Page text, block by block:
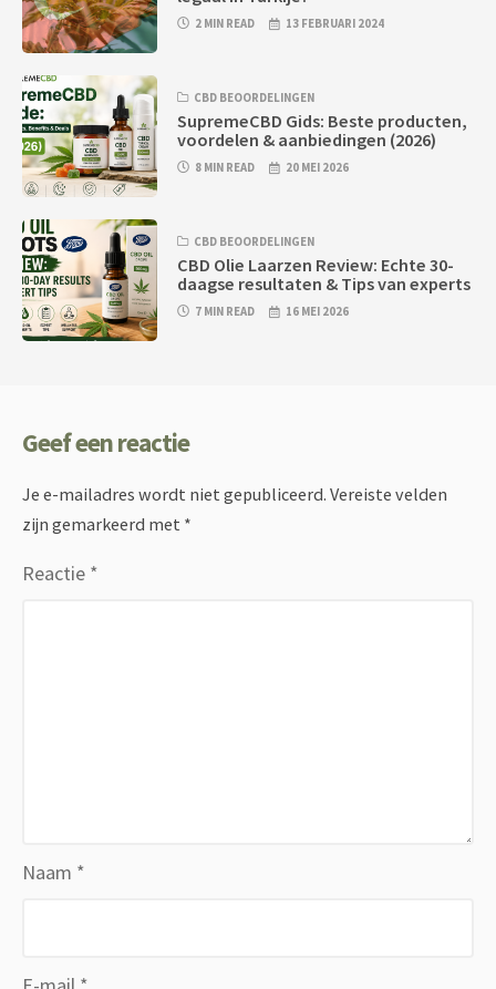
2 MIN READ 13 FEBRUARI 2024
CBD BEOORDELINGEN
SupremeCBD Gids: Beste producten,
voordelen & aanbiedingen (2026)
8 MIN READ 20 MEI 2026
CBD BEOORDELINGEN
CBD Olie Laarzen Review: Echte 30-
daagse resultaten & Tips van experts
7 MIN READ 16 MEI 2026
Geef een reactie
Je e-mailadres wordt niet gepubliceerd. Vereiste velden
zijn gemarkeerd met *
Reactie *
Naam *